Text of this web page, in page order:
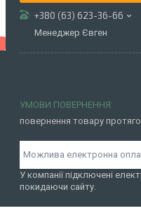
+380 (63) 623-36-66
Менеджер Євген
повернення товару
У компанії підключені
покидаючи сайту.